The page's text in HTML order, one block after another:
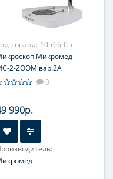
товара: 10566-05
Микромед
2-ZOOM вар.2A
0
990р.